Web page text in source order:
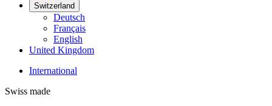
Switzerland
Deutsch
Français
English
United Kingdom
International
Swiss made